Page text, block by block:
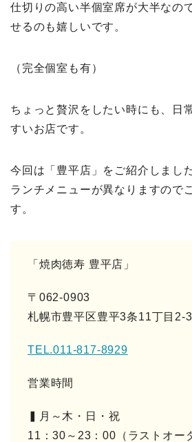
仕切りの高い半個室席が大半なの
せるのも嬉しいです。
（完全個室も有）
ちょっと贅沢をしたい時にも、日
すいお店です。
今回は「豊平店」をご紹介しまし
ランチメニューが異なりますので
す。
「焼肉徳寿 豊平店」
〒062-0903
札幌市豊平区豊平3条11丁目2-
TEL.011-817-8929
営業時間
▍月～木・日・祝
11：30～23：00（ラストオー